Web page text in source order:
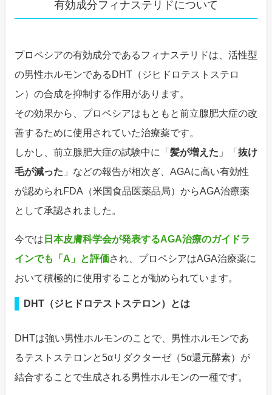
有効成分フィナステリドについて
プロペシアの有効成分であるフィナステリドは、活性型
の男性ホルモンであるDHT（ジヒドロテストステロ
ン）の合成を抑制する作用があります。
その効果から、プロペシアはもともと前立腺肥大症の改
善するために使用されていた治療薬です。
しかし、前立腺肥大症の試験中に「 髪が増えた 」「 抜け
毛が減った 」などの報告が相次ぎ、AGAに高い有効性
が認められFDA（米国食品医薬品局）からAGA治療薬
として承認されました。
今では 日本皮膚科学会が発表するAGA治療のガイドラ
インでも「A」と評価され、プロペシアはAGA治療薬に
おいて積極的に使用することが勧められています。
DHT（ジヒドロテストステロン）とは
DHTは強い男性ホルモンのことで、男性ホルモンであ
るテストステロンと5αリダクターゼ（5α還元酵素）が
結合することで生成される男性ホルモンの一種です。